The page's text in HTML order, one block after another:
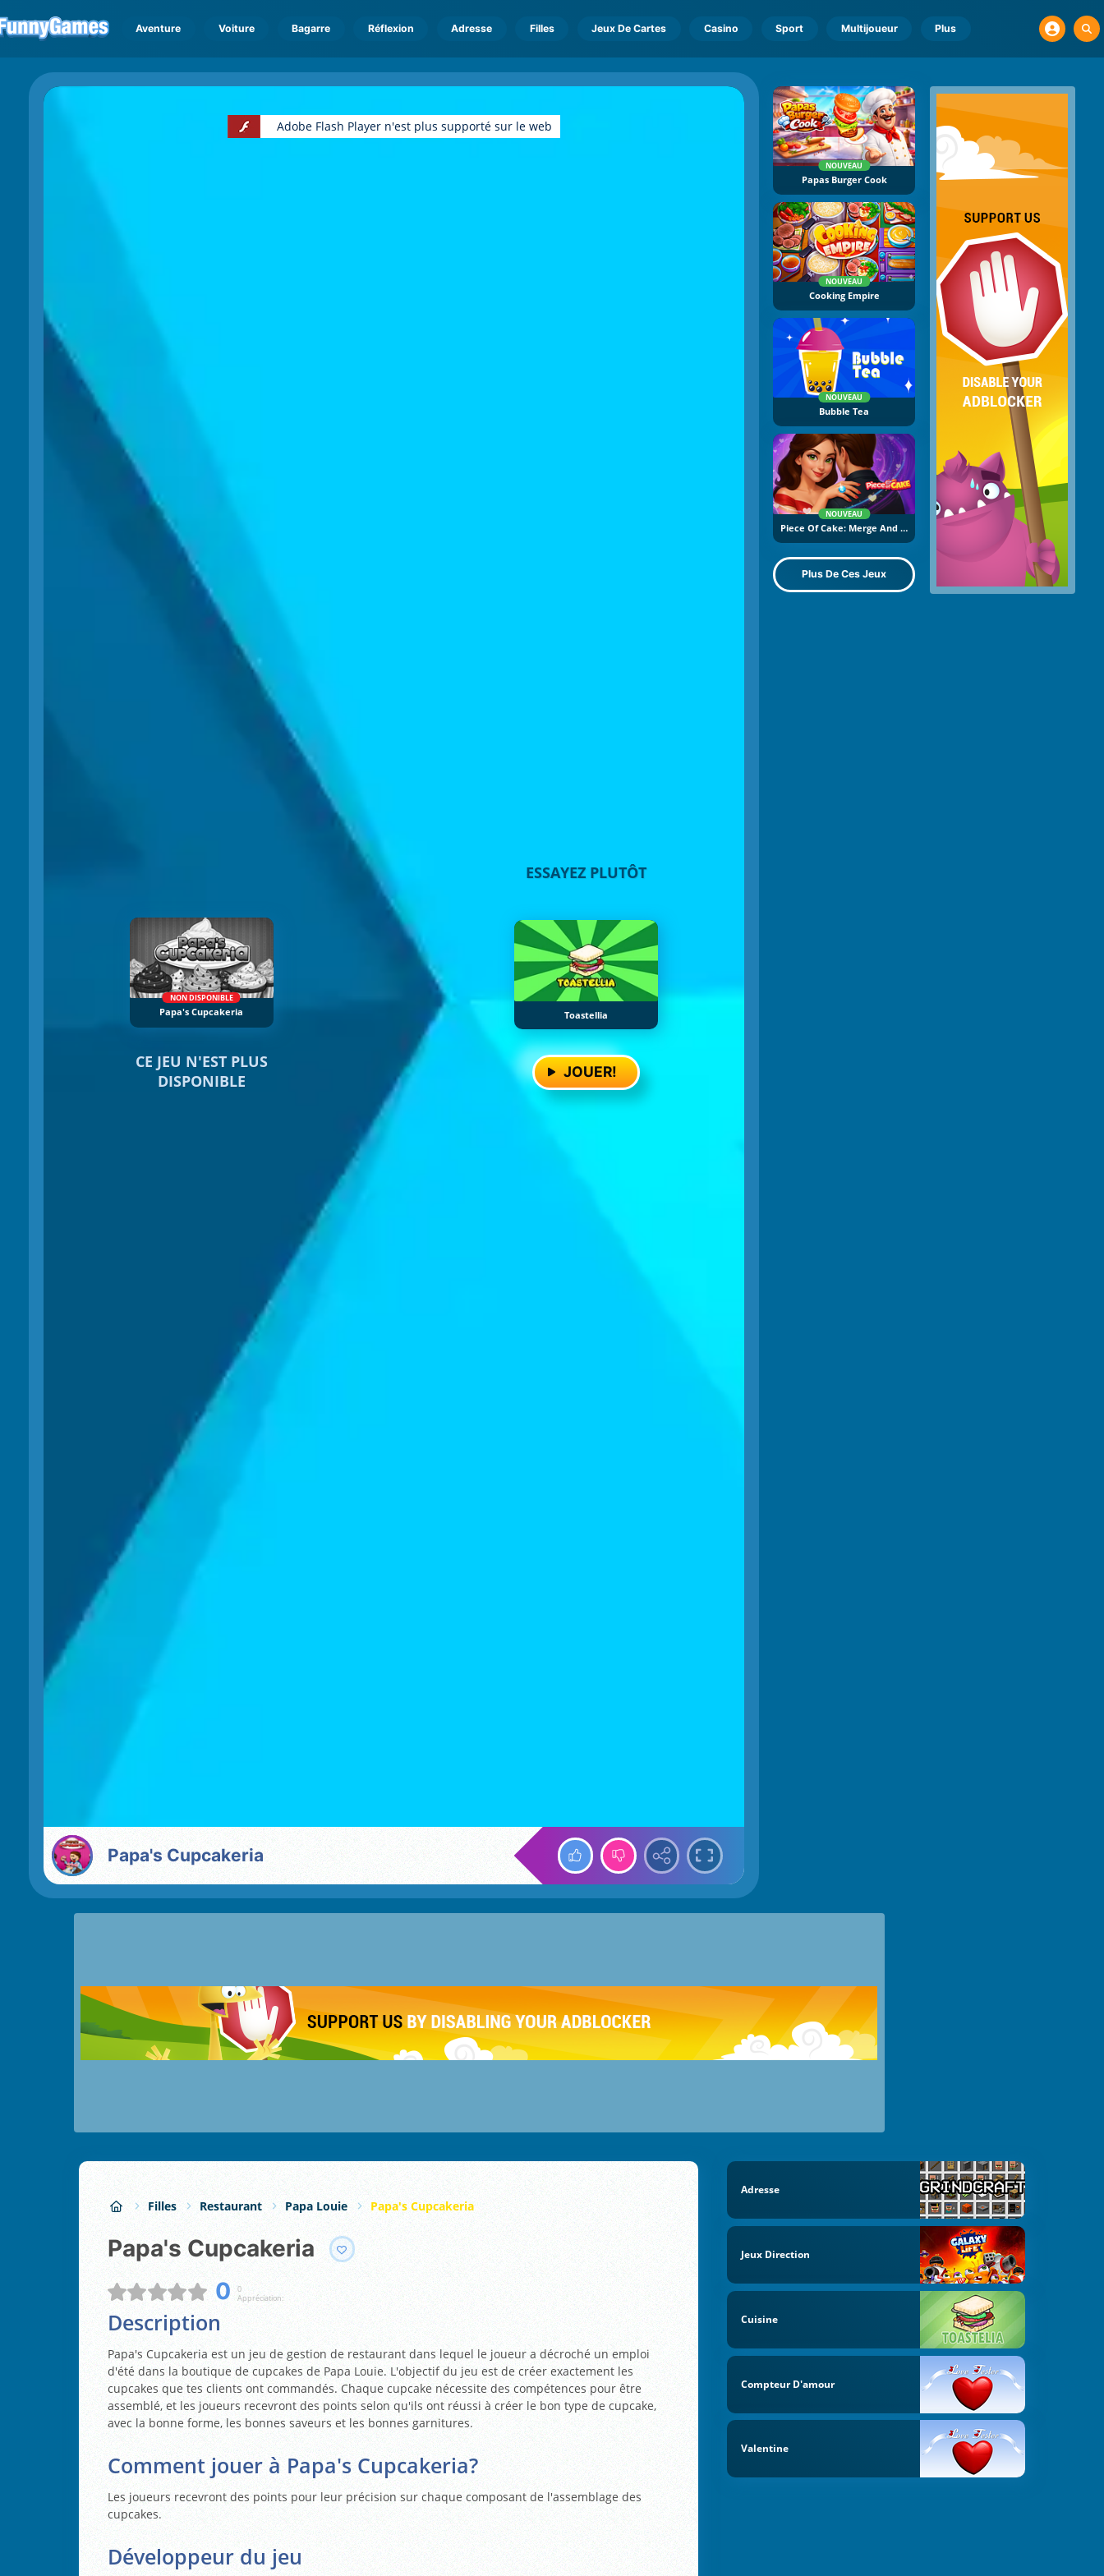
Aventure Voiture Bagarre Réflexion Adresse Filles Jeux De Cartes Casino Sport Multijoueur Plus
Adobe Flash Player n'est plus supporté sur le web
NON DISPONIBLE
Papa's Cupcakeria
CE JEU N'EST PLUS
DISPONIBLE
ESSAYEZ PLUTÔT
Toastellia
JOUER!
Papa's Cupcakeria
NOUVEAU
Papas Burger Cook
NOUVEAU
Cooking Empire
NOUVEAU
Bubble Tea
NOUVEAU
Piece Of Cake: Merge And Bake
Plus De Ces Jeux
Filles Restaurant Papa Louie Papa's Cupcakeria
Papa's Cupcakeria
0
0
Appréciation:
Description
Papa's Cupcakeria est un jeu de gestion de restaurant dans lequel le joueur a décroché un emploi
d'été dans la boutique de cupcakes de Papa Louie. L'objectif du jeu est de créer exactement les
cupcakes que tes clients ont commandés. Chaque cupcake nécessite des compétences pour être
assemblé, et les joueurs recevront des points selon qu'ils ont réussi à créer le bon type de cupcake,
avec la bonne forme, les bonnes saveurs et les bonnes garnitures.
Comment jouer à Papa's Cupcakeria?
Les joueurs recevront des points pour leur précision sur chaque composant de l'assemblage des
cupcakes.
Développeur du jeu
Adresse
Jeux Direction
Cuisine
Compteur D'amour
Valentine